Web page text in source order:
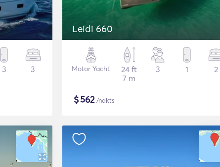
3 3
Leidi 660
Motor Yacht
24 ft
7 m
3 1 2
$562/nakts